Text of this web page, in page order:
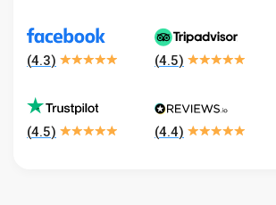
(4.3) (4.5)
(4.5) (4.4)